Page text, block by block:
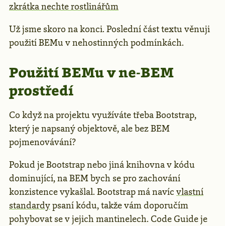
zkrátka nechte rostlinářům
Už jsme skoro na konci. Poslední část textu věnuji
použití BEMu v nehostinných podmínkách.
Použití BEMu v ne-BEM
prostředí
Co když na projektu využíváte třeba Bootstrap,
který je napsaný objektově, ale bez BEM
pojmenovávání?
Pokud je Bootstrap nebo jiná knihovna v kódu
dominující, na BEM bych se pro zachování
konzistence vykašlal. Bootstrap má navíc vlastní
standardypsaní kódu, takže vám doporučím
pohybovat se v jejich mantinelech. Code Guide je